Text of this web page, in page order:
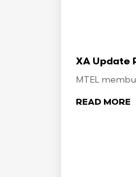
XA Update
MTEL
READ MORE